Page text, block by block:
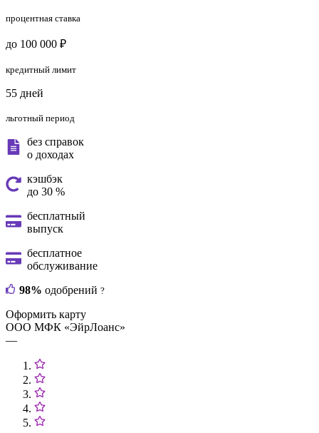
процентная ставка
до 100 000 ₽
кредитный лимит
55 дней
льготный период
без справок
о доходах
кэшбэк
до 30 %
бесплатный
выпуск
бесплатное
обслуживание
98% одобрений ?
Оформить карту
ООО МФК «ЭйрЛоанс»
—